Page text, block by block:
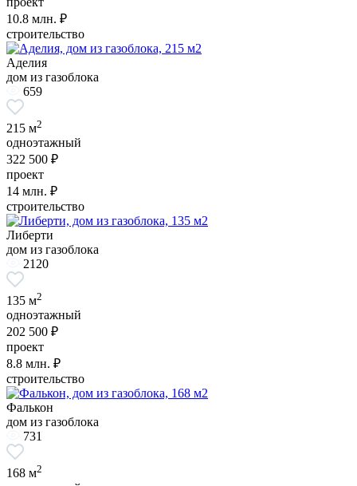
10.8 млн. ₽
строительство
Аделия
дом из газоблока
659
215 м2
одноэтажный
322 500 ₽
проект
14 млн. ₽
строительство
Либерти
дом из газоблока
2120
135 м2
одноэтажный
202 500 ₽
проект
8.8 млн. ₽
строительство
Фалькон
дом из газоблока
731
168 м2